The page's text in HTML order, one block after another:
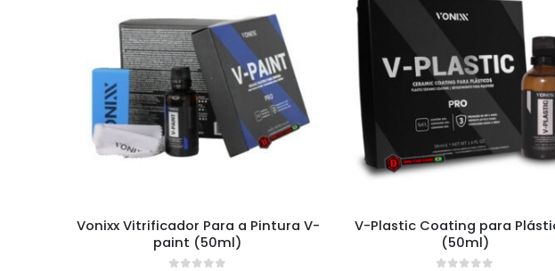
V-Plastic Coating para Plásticos
(50ml)
ESGOTADO!
Multilimpador Apc Para
Pesada Concentrado Pluri